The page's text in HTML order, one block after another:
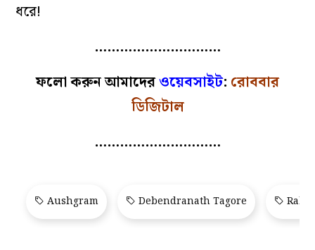
ধরে!
…………………………
ফলো করুন আমাদেরওয়েবসাইট: রোববার
ডিজিটাল
…………………………
Aushgram Debendranath Tagore